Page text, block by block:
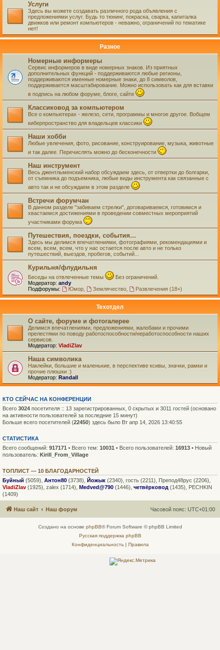
Услуги
Здесь вы можете создавать различного рода объявления с
предложениями услуг. Будь то тюнинг, покраска, сварка, капиталка
движков или ремонт компьютеров - неважно, ограничений по тематике
нет!
Разное
Номерные информеры
Сервис информеров в виде номерных знаков. Из приятных
дополнительных функций - поддерживаются любые регионы,
поддерживаются именные номерные знаки, до 8 символов,
поддерживается масштабирование. Можно использовать как для вставки
в подпись на любом форуме, блоге, сайте
Классиковод за компьютером
Все о компьютерах - железо, сети, программы и многое другое. Вобщем
киберпространство для владельцев классики
Наши хобби
Любые увлечения, фото, рисование, конструирование, музыка, животные
и так далее. Перечислять можно до бесконечности
Наш инструмент
Весь джентльменский набор обсуждаем здесь, от отвертки до болгарки,
от съемника до подъемника, любые виды инструмента как связанные с
авто так и не обсуждаем в этом разделе
Встречи форумчан
В данном разделе "забиваем стрелки", договариваемся, готовимся и
хвастаемся достижениями в проведении совместных мероприятий
участниками форума
Путешествия, поездки, события...
Здесь мы делимся впечатлениями, фотографиями, рекомендациями и
всем, всем, всем, что у нас остается после авто и не только
путешествий, выездов, пробегов, событий...
Курильня/флудильня
Беседы на отвлеченные темы
Без ограничений.
Модератор: andy
Подфорумы:
Юмор, Землячество, Развлечения (18+)
Техотдел
О сайте, форуме и фотогалерее
Делимся впечатлениями, предложениями, жалобами и прочими
прелестями по поводу работоспособности/неработоспособности наших
сервисов.
Модератор: VladiZlav
Наша символика
Наклейки, большие и маленькие, в перспективе ксивы, значки, рамки и
прочие плюшки :)
Модератор: Randall
КТО СЕЙЧАС НА КОНФЕРЕНЦИИ
Всего 3024 посетителя :: 13 зарегистрированных, 0 скрытых и 3011 гостей (основано
на активности пользователей за последние 15 минут)
Больше всего посетителей (22450) здесь было Вт апр 14, 2026 13:40:55
СТАТИСТИКА
Всего сообщений: 917171 • Всего тем: 10031 • Всего пользователей: 16913 • Новый
пользователь: Kirill_From_Village
ТОПЛИСТ — 10 БЛАГОДАРНОСТЕЙ
Буйный (5059), Антон80 (3738), Йожык (2340), гость (2211), Препод48рус (2206),
VladiZlav (1925), zalex (1714), Medved@790 (1446), четвёрковод (1435), PECHKIN
(1409)
Наш сайт Наш форум Часовой пояс: UTC+01:00
Создано на основе phpBB® Forum Software © phpBB Limited
Русская поддержка phpBB
Конфиденциальность| Правила